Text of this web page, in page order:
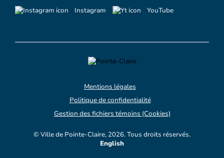
Instagram YouTube
© Ville de Pointe-Claire, 2026. Tous droits réservés.
Mentions légales
Politique de confidentialité
Gestion des fichiers témoins (Cookies)
English